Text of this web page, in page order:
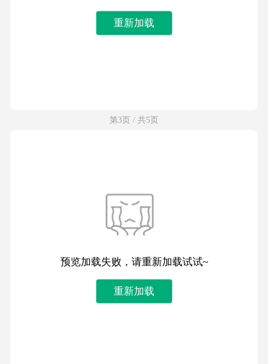
重新加载
第3页 / 共5页
预览加载失败，请重新加载试试~
重新加载